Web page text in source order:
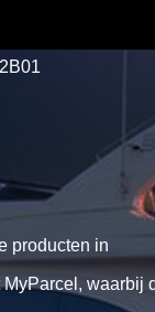
producten in
waarbij